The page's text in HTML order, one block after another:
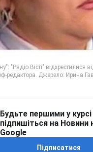
Будьте першими у
підпишіться на Новини
Google
Підписатися